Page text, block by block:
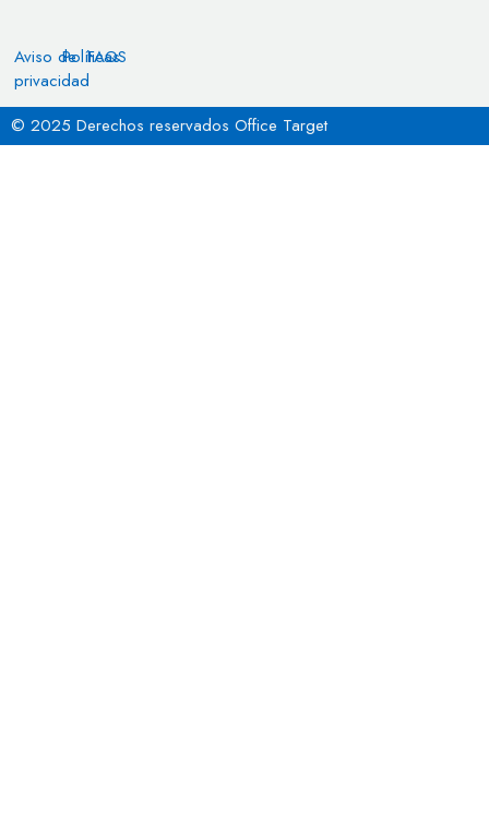
Aviso de
privacidad
Políticas
FAQS
© 2025 Derechos reservados Office Target